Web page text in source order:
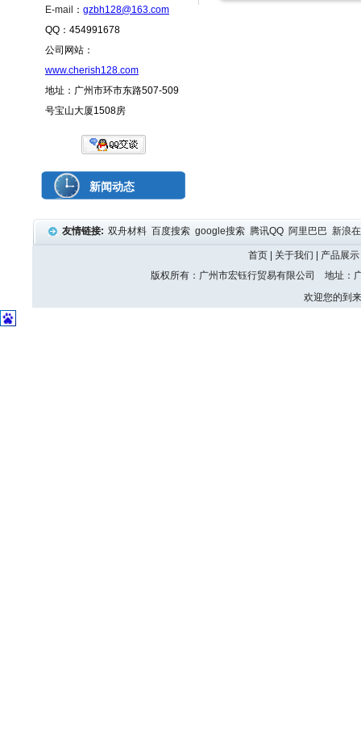
E-mail ： gzbh128@163.com
QQ：454991678
公司网站：
www.cherish128.com
地址：广州市环市东路507-509
号宝山大厦1508房
新闻动态
友情链接: 双舟材料 百度搜索 google搜索 腾讯QQ 阿里巴巴 新浪
首页 关于我们 产品展示
版权所有：广州市宏钰行贸易有限公司 地址
欢迎您的到